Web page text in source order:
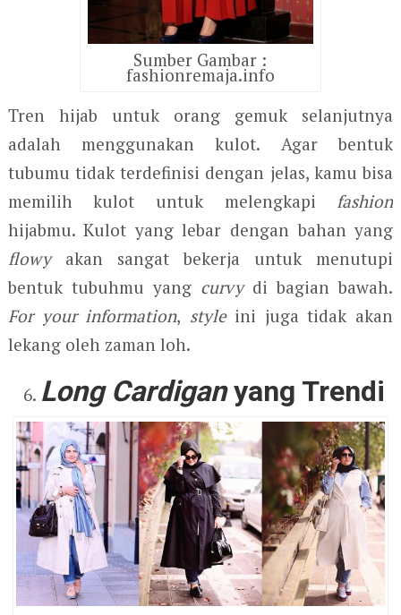
Sumber Gambar :
fashionremaja.info
Tren hijab untuk orang gemuk selanjutnya
adalah menggunakan kulot. Agar bentuk
tubumu tidak terdefinisi dengan jelas, kamu bisa
memilih kulot untuk melengkapi fashion
hijabmu. Kulot yang lebar dengan bahan yang
flowy akan sangat bekerja untuk menutupi
bentuk tubuhmu yang curvydi bagian bawah.
For your information, styleini juga tidak akan
lekang oleh zaman loh.
Long Cardiganyang Trendi